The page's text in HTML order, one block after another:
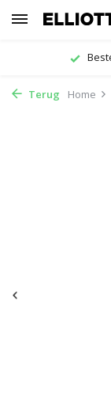
Terug Home